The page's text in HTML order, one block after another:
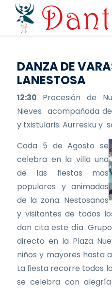
Pasar al contenido principal
DANZA DE
LANESTOSA
12:30 Procesión de
Nieves acompañada
y txistularis. Aurresku y
Cada 5 de Agosto se
celebra en la villa una
de las fiestas mas
populares y animadas
de la zona. Nestosanos
y visitantes de todos
dan cita este día.
directo en la Plaza
niños y mayores hasta
La fiesta recorre todos
se celebra con